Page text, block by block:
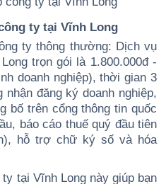
ty tại Vĩnh Long
ty thông thường: Dịch vụ
trọn gói là 1.800.000đ -
doanh nghiệp), thời gian 3
đăng ký doanh nghiệp,
bố trên cổng thông tin quốc
báo cáo thuế quý đầu tiên
hỗ trợ chữ ký số và hóa
tại Vĩnh Long này giúp bạn